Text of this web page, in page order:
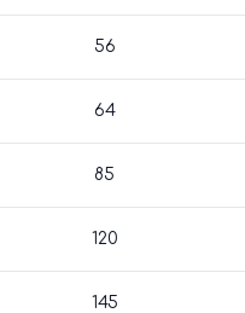
56
64
85
120
145